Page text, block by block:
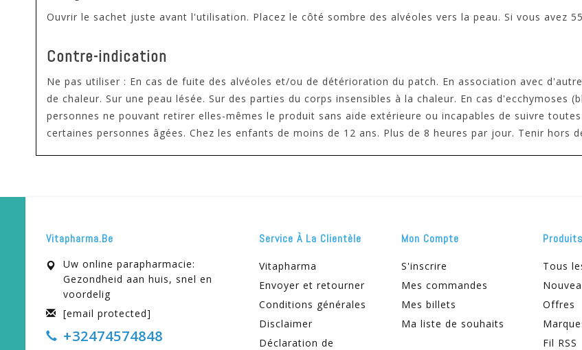
Ouvrir le sachet juste avant l'utilisation. Placez le côté sombre des alvéoles vers la peau. Si vous avez
Contre-indication
Ne pas utiliser : En cas de fuite des alvéoles et/ou de détérioration du patch. En association avec
de chaleur. Sur une peau lésée. Sur des parties du corps insensibles à la chaleur. En cas d'ecchymoses
personnes ne pouvant retirer elles-mêmes le produit sans aide extérieure ou incapables de suivre
certaines personnes âgées. Chez les enfants de moins de 12 ans. Plus de 8 heures par jour. Tenir hors
Vitapharma.be
Uw online parapharmacie:
Gezondheid aan huis, snel en
voordelig
[email protected]
+32474574848
Service À La Clientèle
Vitapharma
Envoyer et retourner
Conditions générales
Disclaimer
Déclaration de
Mon Compte
S'inscrire
Mes commandes
Mes billets
Ma liste de souhaits
Produits
Tous
Offres
Fil RSS